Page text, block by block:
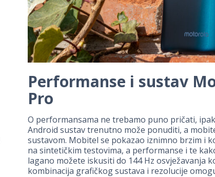
Performanse i sustav
Pro
O performansama ne trebamo puno pričati,
Android sustav trenutno može ponuditi, a
sustavom. Mobitel se pokazao iznimno brzim i
na sintetičkim testovima, a performanse i te
lagano možete iskusiti do 144 Hz osvježavanja
kombinacija grafičkog sustava i rezolucije